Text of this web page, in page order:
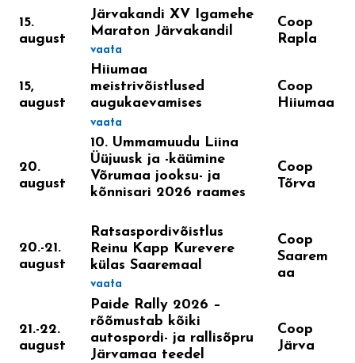
15.
august
Järvakandi XV Igamehe
Maraton Järvakandil
vaata
Coop
Rapla
15,
august
Hiiumaa
meistrivõistlused
augukaevamises
vaata
Coop
Hiiumaa
20.
august
10. Ummamuudu Liina
Üüjuusk ja -käümine
Võrumaa jooksu- ja
kõnnisari 2026 raames
Coop
Tõrva
20.-21.
august
Ratsaspordivõistlus
Reinu Kapp Kurevere
külas Saaremaal
vaata
Coop
Saarem
aa
21.-22.
august
Paide Rally 2026 –
rõõmustab kõiki
autospordi- ja rallisõpru
Järvamaa teedel
Coop
Järva